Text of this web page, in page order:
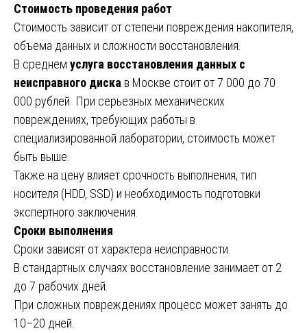
Стоимость проведения работ
Стоимость зависит от степени повреждения накопителя,
объема данных и сложности восстановления.
В среднем услуга восстановления данных с
неисправного диска в Москве стоит от 7 000 до 70
000 рублей. При серьезных механических
повреждениях, требующих работы в
специализированной лаборатории, стоимость может
быть выше.
Также на цену влияет срочность выполнения, тип
носителя (HDD, SSD) и необходимость подготовки
экспертного заключения.
Сроки выполнения
Сроки зависят от характера неисправности.
В стандартных случаях восстановление занимает от 2
до 7 рабочих дней.
При сложных повреждениях процесс может занять до
10–20 дней.